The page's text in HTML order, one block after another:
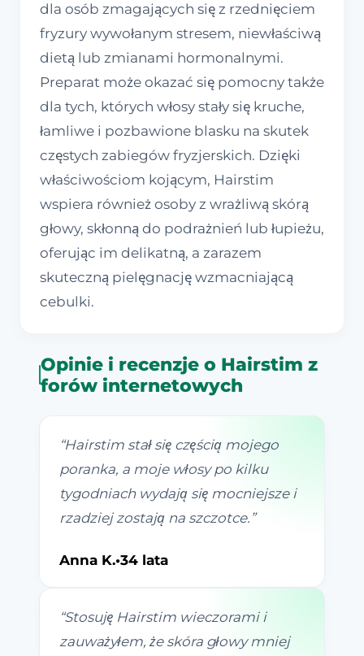
dla osób zmagających się z rzednięciem
fryzury wywołanym stresem, niewłaściwą
dietą lub zmianami hormonalnymi.
Preparat może okazać się pomocny także
dla tych, których włosy stały się kruche,
łamliwe i pozbawione blasku na skutek
częstych zabiegów fryzjerskich. Dzięki
właściwościom kojącym, Hairstim
wspiera również osoby z wrażliwą skórą
głowy, skłonną do podrażnień lub łupieżu,
oferując im delikatną, a zarazem
skuteczną pielęgnację wzmacniającą
cebulki.
Opinie i recenzje o Hairstim z
forów internetowych
“Hairstim stał się częścią mojego
poranka, a moje włosy po kilku
tygodniach wydają się mocniejsze i
rzadziej zostają na szczotce. ”
Anna K.•34 lata
“Stosuję Hairstim wieczorami i
zauważyłem, że skóra głowy mniej